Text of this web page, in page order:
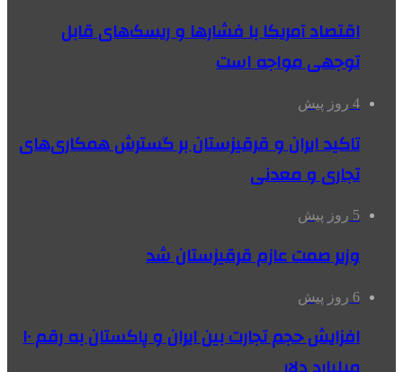
اقتصاد آمریکا با فشارها و ریسک‌های قابل
توجهی مواجه است
4 روز پیش
تاکید ایران و قرقیزستان بر گسترش همکاری‌های
تجاری و معدنی
5 روز پیش
وزیر صمت عازم قرقیزستان شد
6 روز پیش
افزایش حجم تجارت بین ایران و پاکستان به رقم ۱۰